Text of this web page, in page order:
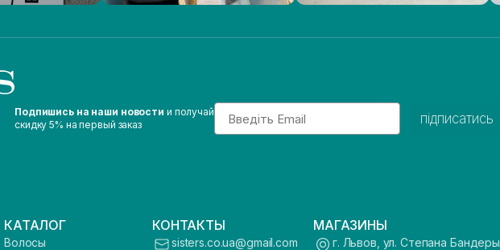
Подпишись на наши новости и получай
скидку 5% на первый заказ
Email
підписатись
КАТАЛОГ
Волосы
КОНТАКТЫ
sisters.co.ua@gmail.com
МАГАЗИНЫ
г. Львов, ул. Степана